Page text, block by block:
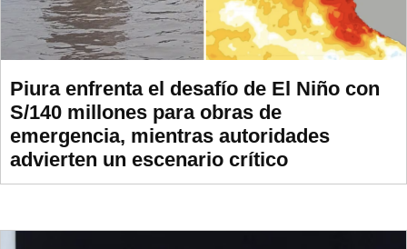
Piura enfrenta el desafío de El Niño con
S/140 millones para obras de
emergencia, mientras autoridades
advierten un escenario crítico